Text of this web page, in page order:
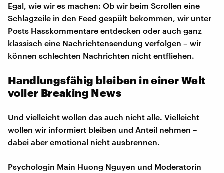
Egal, wie wir es machen: Ob wir beim Scrollen eine
Schlagzeile in den Feed gespült bekommen, wir unter
Posts Hasskommentare entdecken oder auch ganz
klassisch eine Nachrichtensendung verfolgen – wir
können schlechten Nachrichten nicht entfliehen.
Handlungsfähig bleiben in einer Welt
voller Breaking News
Und vielleicht wollen das auch nicht alle. Vielleicht
wollen wir informiert bleiben und Anteil nehmen –
dabei aber emotional nicht ausbrennen.
Psychologin Main Huong Nguyen und Moderatorin